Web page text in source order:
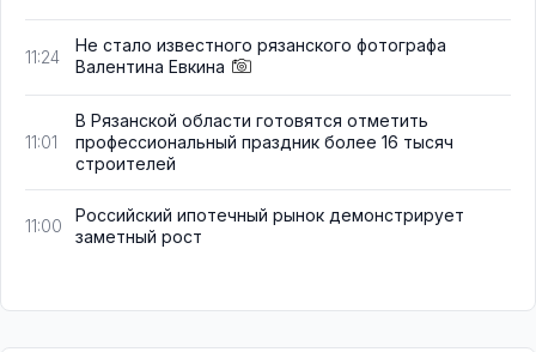
11:24
Не стало известного рязанского фотографа
Валентина Евкина
11:01
В Рязанской области готовятся отметить
профессиональный праздник более 16 тысяч
строителей
11:00
Российский ипотечный рынок демонстрирует
заметный рост